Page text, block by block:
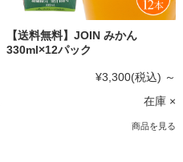
【送料無料】JOIN みかん
330ml×12パック
¥3,300(税込) ～
在庫 ×
商品を見る